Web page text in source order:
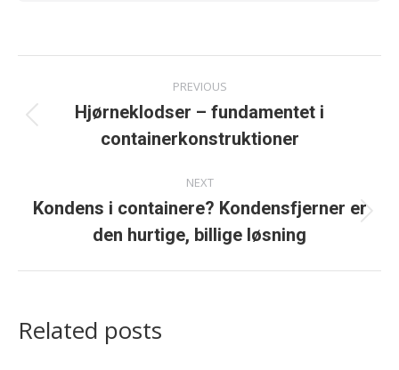
navigation
PREVIOUS
Previous
post:
Hjørneklodser – fundamentet i
containerkonstruktioner
NEXT
Next
post:
Kondens i containere? Kondensfjerner er
den hurtige, billige løsning
Related posts